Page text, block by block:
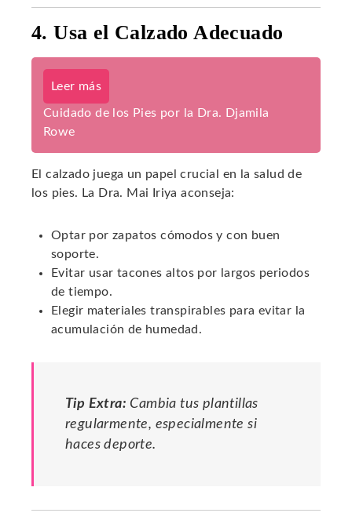
4. Usa el Calzado Adecuado
Leer más
Cuidado de los Pies por la Dra. Djamila
Rowe
El calzado juega un papel crucial en la salud de
los pies. La Dra. Mai Iriya aconseja:
Optar por zapatos cómodos y con buen
soporte.
Evitar usar tacones altos por largos periodos
de tiempo.
Elegir materiales transpirables para evitar la
acumulación de humedad.
Tip Extra: Cambia tus plantillas
regularmente, especialmente si
haces deporte.